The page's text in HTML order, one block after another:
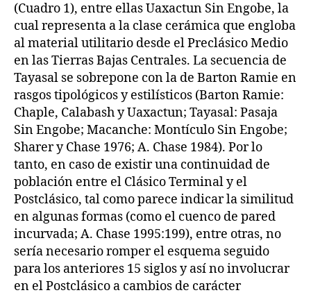
(Cuadro 1), entre ellas Uaxactun Sin Engobe, la
cual representa a la clase cerámica que engloba
al material utilitario desde el Preclásico Medio
en las Tierras Bajas Centrales. La secuencia de
Tayasal se sobrepone con la de Barton Ramie en
rasgos tipológicos y estilísticos (Barton Ramie:
Chaple, Calabash y Uaxactun; Tayasal: Pasaja
Sin Engobe; Macanche: Montículo Sin Engobe;
Sharer y Chase 1976; A. Chase 1984). Por lo
tanto, en caso de existir una continuidad de
población entre el Clásico Terminal y el
Postclásico, tal como parece indicar la similitud
en algunas formas (como el cuenco de pared
incurvada; A. Chase 1995:199), entre otras, no
sería necesario romper el esquema seguido
para los anteriores 15 siglos y así no involucrar
en el Postclásico a cambios de carácter